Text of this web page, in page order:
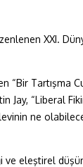
XXI.
“Bir
“Liberal
ne